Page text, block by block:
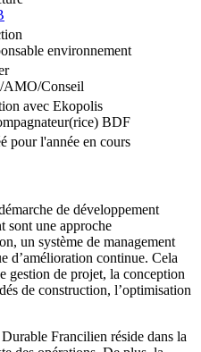
environnement
Conseil
avec Ekopolis
BDF
pour l'année en cours
de développement
sont une approche
un système de management
d’amélioration continue. Cela
gestion de projet, la conception
de construction, l’optimisation
Francilien réside dans la